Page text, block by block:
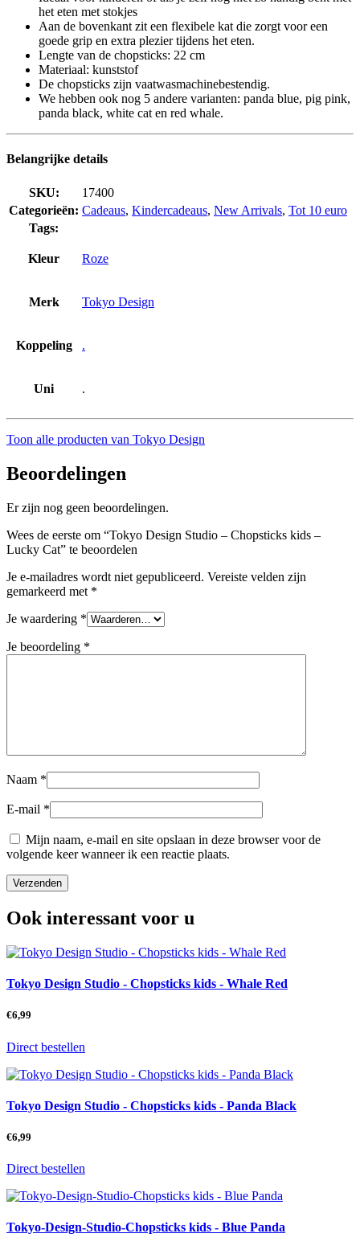
het eten met stokjes
Aan de bovenkant zit een flexibele kat die zorgt voor een
goede grip en extra plezier tijdens het eten.
Lengte van de chopsticks: 22 cm
Materiaal: kunststof
De chopsticks zijn vaatwasmachinebestendig.
We hebben ook nog 5 andere varianten: panda blue, pig pink,
panda black, white cat en red whale.
Belangrijke details
SKU:
17400
Categorieën: Cadeaus, Kindercadeaus, New Arrivals, Tot 10 euro
Tags:
Kleur Roze
Merk Tokyo Design
Koppeling .
Uni .
Toon alle producten van Tokyo Design
Beoordelingen
Er zijn nog geen beoordelingen.
Wees de eerste om “Tokyo Design Studio – Chopsticks kids –
Lucky Cat” te beoordelen
Je e-mailadres wordt niet gepubliceerd. Vereiste velden zijn
gemarkeerd met *
Je waardering *
Je beoordeling *
Naam *
E-mail *
Mijn naam, e-mail en site opslaan in deze browser voor de
volgende keer wanneer ik een reactie plaats.
Ook interessant voor u
Tokyo Design Studio - Chopsticks kids - Whale Red
€6,99
Direct bestellen
Tokyo Design Studio - Chopsticks kids - Panda Black
€6,99
Direct bestellen
Tokyo-Design-Studio-Chopsticks kids - Blue Panda